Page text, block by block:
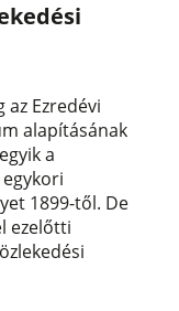
Ezredévi
alapításának
a
1899-től. De
ezelőtti